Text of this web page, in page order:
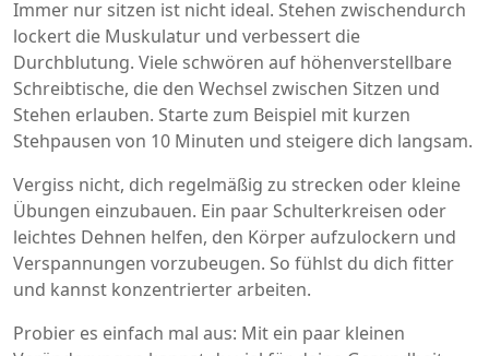
Immer nur sitzen ist nicht ideal. Stehen zwischendurch
lockert die Muskulatur und verbessert die
Durchblutung. Viele schwören auf höhenverstellbare
Schreibtische, die den Wechsel zwischen Sitzen und
Stehen erlauben. Starte zum Beispiel mit kurzen
Stehpausen von 10 Minuten und steigere dich langsam.
Vergiss nicht, dich regelmäßig zu strecken oder kleine
Übungen einzubauen. Ein paar Schulterkreisen oder
leichtes Dehnen helfen, den Körper aufzulockern und
Verspannungen vorzubeugen. So fühlst du dich fitter
und kannst konzentrierter arbeiten.
Probier es einfach mal aus: Mit ein paar kleinen